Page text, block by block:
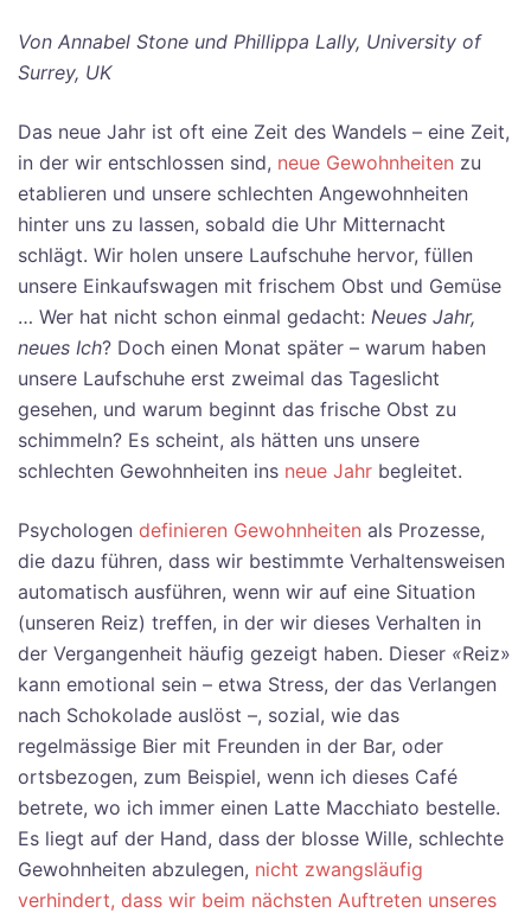
Von Annabel Stone und Phillippa Lally, University of
Surrey, UK
Das neue Jahr ist oft eine Zeit des Wandels – eine Zeit,
in der wir entschlossen sind, neue Gewohnheiten zu
etablieren und unsere schlechten Angewohnheiten
hinter uns zu lassen, sobald die Uhr Mitternacht
schlägt. Wir holen unsere Laufschuhe hervor, füllen
unsere Einkaufswagen mit frischem Obst und Gemüse
… Wer hat nicht schon einmal gedacht: Neues Jahr,
neues Ich? Doch einen Monat später – warum haben
unsere Laufschuhe erst zweimal das Tageslicht
gesehen, und warum beginnt das frische Obst zu
schimmeln? Es scheint, als hätten uns unsere
schlechten Gewohnheiten ins neue Jahr begleitet.
Psychologen definieren Gewohnheiten als Prozesse,
die dazu führen, dass wir bestimmte Verhaltensweisen
automatisch ausführen, wenn wir auf eine Situation
(unseren Reiz) treffen, in der wir dieses Verhalten in
der Vergangenheit häufig gezeigt haben. Dieser «Reiz»
kann emotional sein – etwa Stress, der das Verlangen
nach Schokolade auslöst –, sozial, wie das
regelmässige Bier mit Freunden in der Bar, oder
ortsbezogen, zum Beispiel, wenn ich dieses Café
betrete, wo ich immer einen Latte Macchiato bestelle.
Es liegt auf der Hand, dass der blosse Wille, schlechte
Gewohnheiten abzulegen, nicht zwangsläufig
verhindert, dass wir beim nächsten Auftreten unseres